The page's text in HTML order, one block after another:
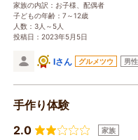
家族の内訳：お子様、配偶者
子どもの年齢：7～12歳
人数：3人～5人
投稿日：2023年5月5日
Iさん グルメツウ 男
手作り体験
2.0
家族